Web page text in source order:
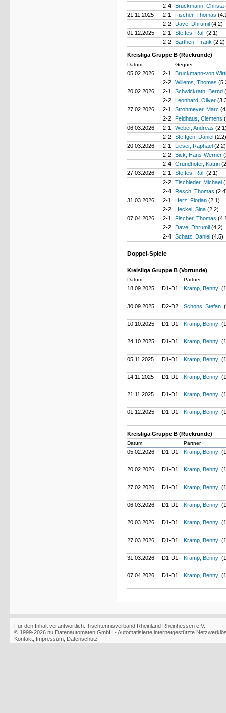
2-4
Bruckmann, Christa
21.11.2025
2-1 Fischer, Thomas
2-2
Dave, Dhrumil (4.2)
01.12.2025
2-1 Steffes, Ralf (2.1)
2-2
Barthen, Frank (2.2)
Kreisliga Gruppe B (Rückrunde)
Datum Gegner
05.02.2026 2-1
Bruckmann-von
2-2
Willems, Thomas
20.02.2026
2-1 Schwickrath, Bernd
2-2
Leonhard, Oliver
27.02.2026
2-1 Strohmeyer, Marc
2-2
Feldhaus, Clemens
06.03.2026
2-1 Weber, Andreas
2-2
Steffgen, Daniel (2.2)
20.03.2026
2-1 Lieser, Raphael (2.2)
2-2
Bick, Hans-Werner
2-4
Grundhöfer, Katrin
27.03.2026
2-1 Steffes, Ralf (2.1)
2-2
Tischleder, Michael
2-4
Resch, Thomas
31.03.2026
2-1 Herz, Florian (2.1)
2-2
Heckel, Sina (2.2)
07.04.2026
2-1 Fischer, Thomas
2-2
Dave, Dhrumil (4.2)
2-4
Schatz, Daniel (4.5)
Doppel-Spiele
Kreisliga Gruppe B (Vorrunde)
Datum Partner
18.09.2025 D1-D1 Kramp, Benny
30.09.2025 D2-D2 Schons, Stefan
10.10.2025 D1-D1 Kramp, Benny
24.10.2025 D1-D1 Kramp, Benny
05.11.2025 D1-D1 Kramp, Benny
14.11.2025 D1-D1 Kramp, Benny
21.11.2025 D1-D1 Kramp, Benny
01.12.2025 D1-D1 Kramp, Benny
Kreisliga Gruppe B (Rückrunde)
Datum Partner
05.02.2026 D1-D1 Kramp, Benny
20.02.2026 D1-D1 Kramp, Benny
27.02.2026 D1-D1 Kramp, Benny
06.03.2026 D1-D1 Kramp, Benny
20.03.2026 D1-D1 Kramp, Benny
27.03.2026 D1-D1 Kramp, Benny
31.03.2026 D1-D1 Kramp, Benny
07.04.2026 D1-D1 Kramp, Benny
Für den Inhalt verantwortlich: Tischtennisverband Rheinland Rheinhessen e.V.
© 1999-2026 nu Datenautomaten GmbH - Automatisierte internetgestützte
Kontakt Impressum Datenschutz